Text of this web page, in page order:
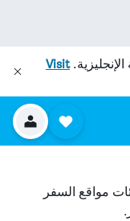
الإنجليزية.Visit
مواقع السفر